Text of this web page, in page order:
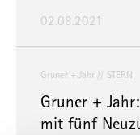
02.08.2021
Gruner + Jahr STERN
Gruner +
mit fünf